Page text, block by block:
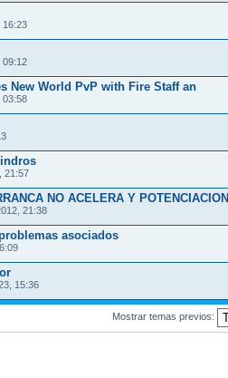
16:23
09:12
New World PvP with Fire Staff an
03:58
21:57
NO ACELERA Y POTENCIACION
21:38
asociados
15:36
Mostrar temas previos: